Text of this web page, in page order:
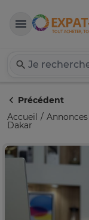
Précédent
Accueil
Annonces
Dakar